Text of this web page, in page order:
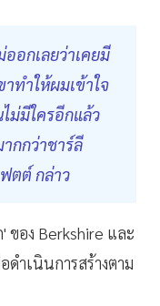
อกเลยว่าเคยมี
ทำให้ผมเข้าใจ
ม่มีใครอีกแล้ว
กกว่าชาร์ลี
ตต์ กล่าว
ของ Berkshire และ
ำเนินการสร้างตาม